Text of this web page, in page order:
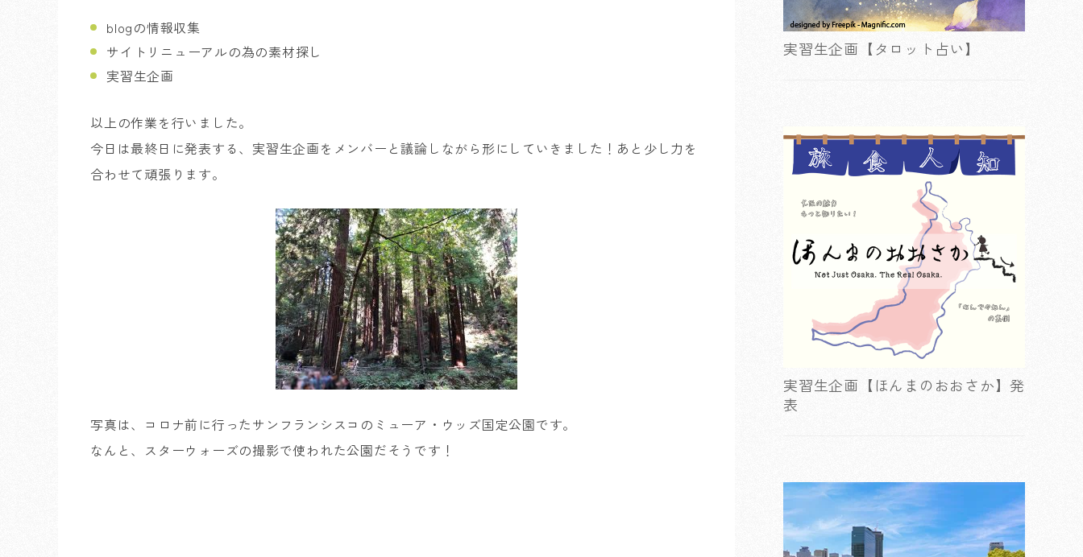
blogの情報収集
サイトリニューアルの為の素材探し
実習生企画
以上の作業を行いました。
今日は最終日に発表する、実習生企画をメンバーと議論しながら形にしていきました！あと少し力を
合わせて頑張ります。
写真は、コロナ前に行ったサンフランシスコのミューア・ウッズ国定公園です。
なんと、スターウォーズの撮影で使われた公園だそうです！
実習生企画【タロット占い】
実習生企画【ほんまのおおさか】発
表